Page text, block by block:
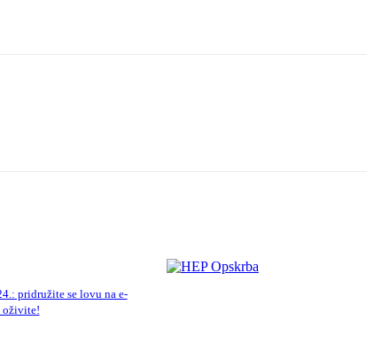
pridružite se lovu na e-
oživite!